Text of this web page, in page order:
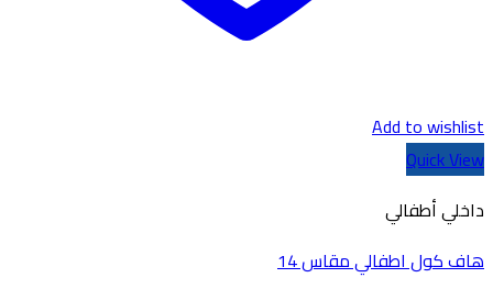
Add to wishlist
Quick View
داخلي أطفالي
هاف كول اطفالي مقاس 14